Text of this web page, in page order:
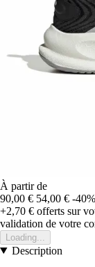
À partir de
90,00 € 54,00 € -40%
+2,70 € offerts sur
validation de votre
Loading...
Description